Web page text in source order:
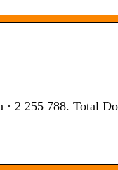
2 255 788. Total